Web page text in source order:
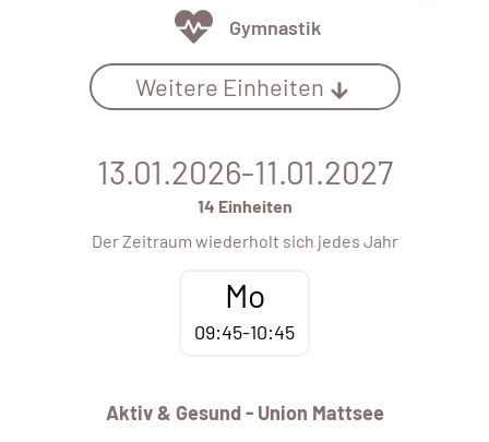
Gymnastik
Weitere Einheiten
13.01.2026-11.01.2027
14 Einheiten
Der Zeitraum wiederholt sich jedes Jahr
Mo
09:45-10:45
Aktiv & Gesund - Union Mattsee